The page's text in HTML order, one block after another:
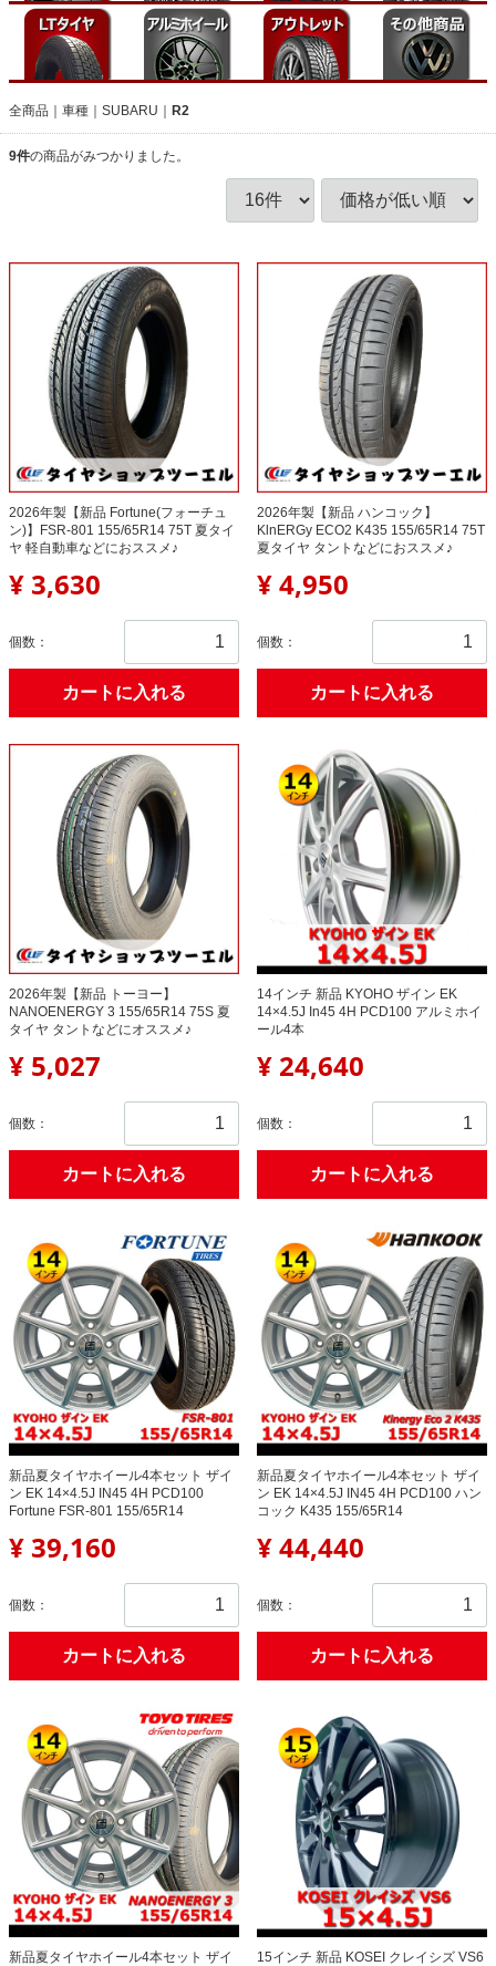
全商品 車種 SUBARU R2
9件の商品がみつかりました。
2026年製【新品 Fortune(フォーチュ
ン)】FSR-801 155/65R14 75T 夏タイ
ヤ 軽自動車などにおススメ♪
¥ 3,630
個数：
カートに入れる
2026年製【新品 ハンコック】
KlnERGy ECO2 K435 155/65R14 75T
夏タイヤ タントなどにおススメ♪
¥ 4,950
個数：
カートに入れる
2026年製【新品 トーヨー】
NANOENERGY 3 155/65R14 75S 夏
タイヤ タントなどにオススメ♪
¥ 5,027
個数：
カートに入れる
14インチ 新品 KYOHO ザイン EK
14×4.5J In45 4H PCD100 アルミホイ
ール4本
¥ 24,640
個数：
カートに入れる
新品夏タイヤホイール4本セット ザイ
ン EK 14×4.5J IN45 4H PCD100
Fortune FSR-801 155/65R14
¥ 39,160
個数：
カートに入れる
新品夏タイヤホイール4本セット ザイ
ン EK 14×4.5J IN45 4H PCD100 ハン
コック K435 155/65R14
¥ 44,440
個数：
カートに入れる
新品夏タイヤホイール4本セット ザイ
15インチ 新品 KOSEI クレイシズ VS6